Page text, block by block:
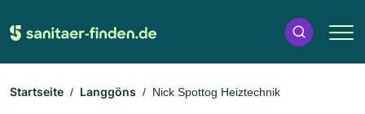
Startseite Langgöns Nick Spottog Heiztechnik